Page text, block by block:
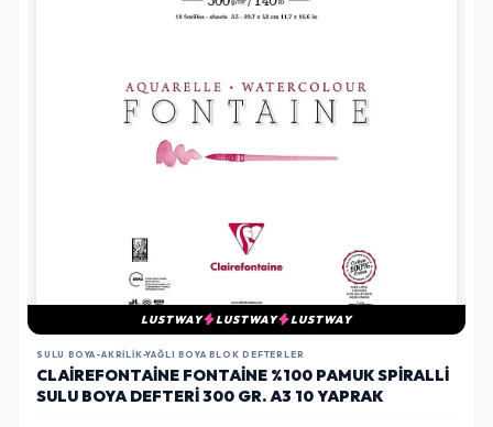
LUSTWAY LUSTWAY LUSTWAY
SULU BOYA-AKRILIK-YAĞLI BOYA BLOK DEFTERLER
CLAIREFONTAINE FONTAINE %100 PAMUK SPIRALLI
SULU BOYA DEFTERI 300 GR. A3 10 YAPRAK